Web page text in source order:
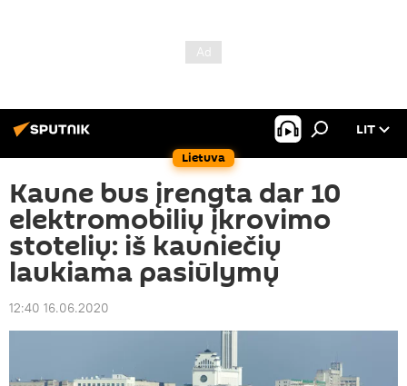
Lietuva
LIT
Kaune bus įrengta dar 10
elektromobilių įkrovimo
stotelių: iš kauniečių
laukiama pasiūlymų
12:40 16.06.2020